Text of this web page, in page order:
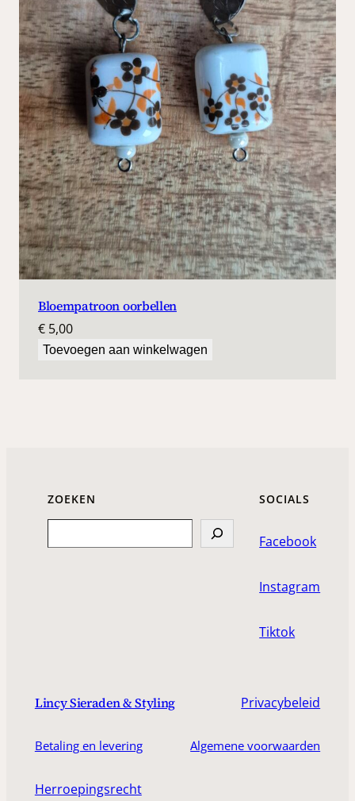
Bloempatroon oorbellen
€ 5,00
Toevoegen aan winkelwagen
ZOEKEN SOCIALS
Facebook
Instagram
Tiktok
Lincy Sieraden & Styling Privacybeleid
Betaling en levering Algemene voorwaarden
Herroepingsrecht